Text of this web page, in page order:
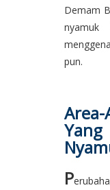
Demam
pun.
P